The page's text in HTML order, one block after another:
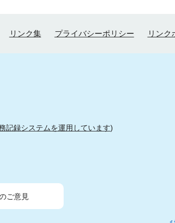
リンク集 プライバシーポリシー リンク
記録システムを運用しています)
ご意見